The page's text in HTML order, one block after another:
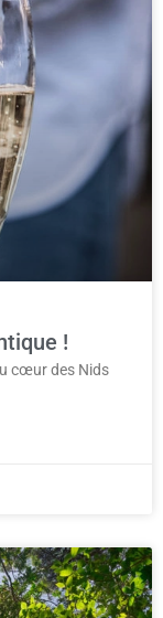
!
cœur des Nids